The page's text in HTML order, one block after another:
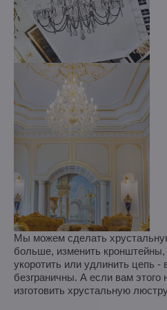
Мы можем сделать
больше, изменить кронштейны,
укоротить или удлинить цепь -
безграничны. А если вам
изготовить хрустальную